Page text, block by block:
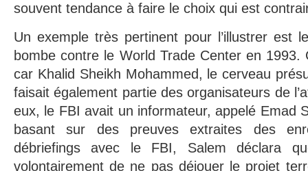
souvent tendance à faire le choix qui est
Un exemple très pertinent pour l’illustrer est
bombe contre le World Trade Center en 1993.
car Khalid Sheikh Mohammed, le cerveau
faisait également partie des organisateurs de
eux, le FBI avait un informateur, appelé Emad
basant sur des preuves extraites des
débriefings avec le FBI, Salem déclara
volontairement de ne pas déjouer le projet